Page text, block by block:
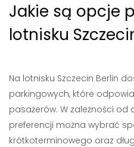
Jakie są opcje
lotnisku
Na lotnisku Szczecin Berlin
parkingowych, które
pasażerów. W zależności od
preferencji można wybrać
krótkoterminowego oraz